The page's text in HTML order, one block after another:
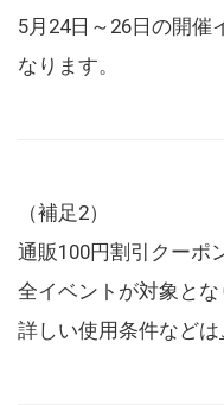
5月24日～26日の開催
なります。
（補足2）
通販100円割引クーポ
全イベントが対象とな
詳しい使用条件などは